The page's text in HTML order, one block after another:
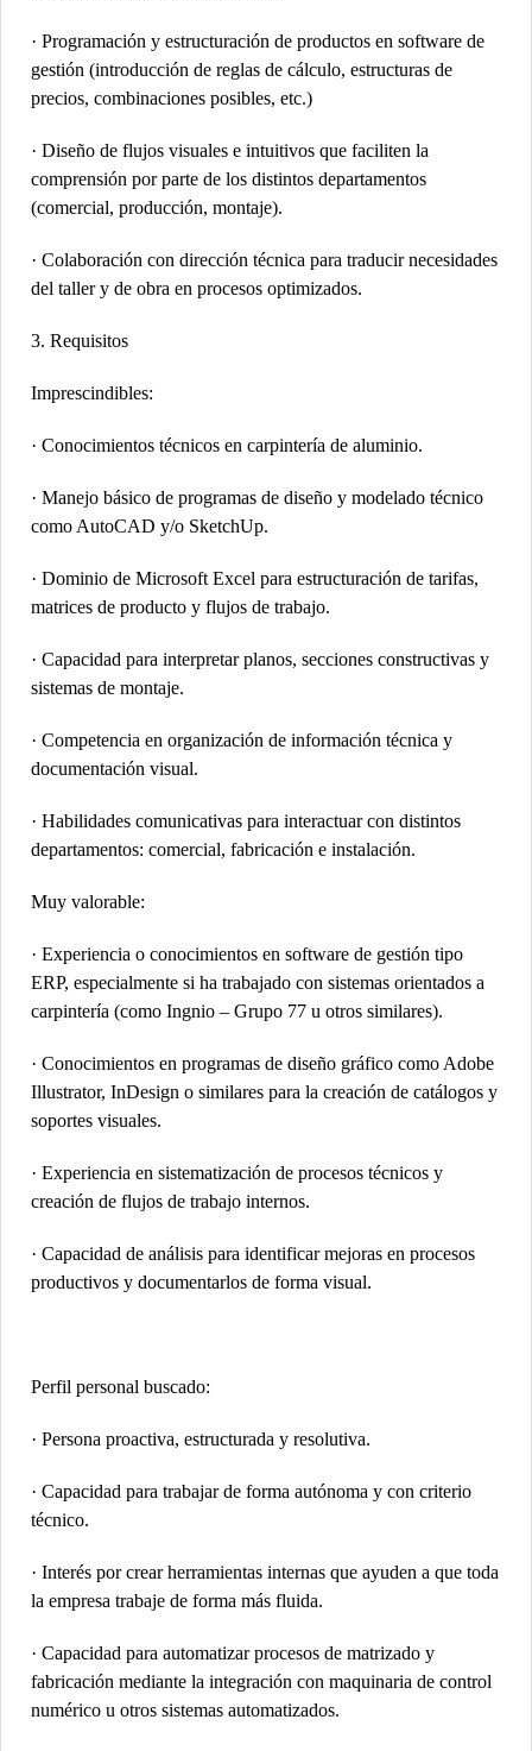
· Programación y estructuración de productos en software de
gestión (introducción de reglas de cálculo, estructuras de
precios, combinaciones posibles, etc.)
· Diseño de flujos visuales e intuitivos que faciliten la
comprensión por parte de los distintos departamentos
(comercial, producción, montaje).
· Colaboración con dirección técnica para traducir necesidades
del taller y de obra en procesos optimizados.
3. Requisitos
Imprescindibles:
· Conocimientos técnicos en carpintería de aluminio.
· Manejo básico de programas de diseño y modelado técnico
como AutoCAD y/o SketchUp.
· Dominio de Microsoft Excel para estructuración de tarifas,
matrices de producto y flujos de trabajo.
· Capacidad para interpretar planos, secciones constructivas y
sistemas de montaje.
· Competencia en organización de información técnica y
documentación visual.
· Habilidades comunicativas para interactuar con distintos
departamentos: comercial, fabricación e instalación.
Muy valorable:
· Experiencia o conocimientos en software de gestión tipo
ERP, especialmente si ha trabajado con sistemas orientados a
carpintería (como Ingnio – Grupo 77 u otros similares).
· Conocimientos en programas de diseño gráfico como Adobe
Illustrator, InDesign o similares para la creación de catálogos y
soportes visuales.
· Experiencia en sistematización de procesos técnicos y
creación de flujos de trabajo internos.
· Capacidad de análisis para identificar mejoras en procesos
productivos y documentarlos de forma visual.
Perfil personal buscado:
· Persona proactiva, estructurada y resolutiva.
· Capacidad para trabajar de forma autónoma y con criterio
técnico.
· Interés por crear herramientas internas que ayuden a que toda
la empresa trabaje de forma más fluida.
· Capacidad para automatizar procesos de matrizado y
fabricación mediante la integración con maquinaria de control
numérico u otros sistemas automatizados.